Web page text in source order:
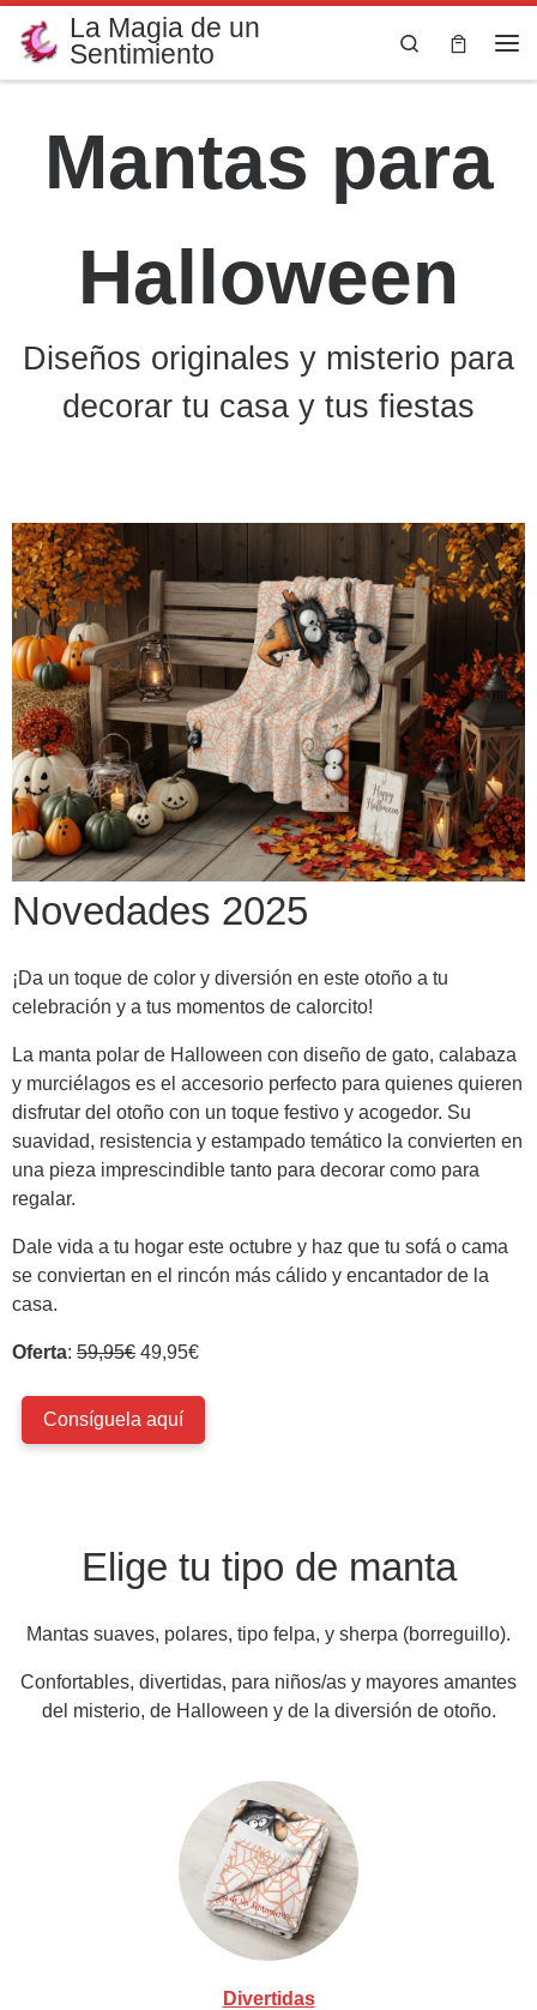
Saltar al contenido
La Magia de un
Sentimiento
Search
Mantas para
Halloween
Diseños originales y misterio para
decorar tu casa y tus fiestas
Novedades 2025
¡Da un toque de color y diversión en este otoño a tu
celebración y a tus momentos de calorcito!
La manta polar de Halloween con diseño de gato, calabaza
y murciélagos es el accesorio perfecto para quienes quieren
disfrutar del otoño con un toque festivo y acogedor. Su
suavidad, resistencia y estampado temático la convierten en
una pieza imprescindible tanto para decorar como para
regalar.
Dale vida a tu hogar este octubre y haz que tu sofá o cama
se conviertan en el rincón más cálido y encantador de la
casa.
Oferta: 59,95€ 49,95€
Consíguela aquí
Elige tu tipo de manta
Mantas suaves, polares, tipo felpa, y sherpa (borreguillo).
Confortables, divertidas, para niños/as y mayores amantes
del misterio, de Halloween y de la diversión de otoño.
Divertidas